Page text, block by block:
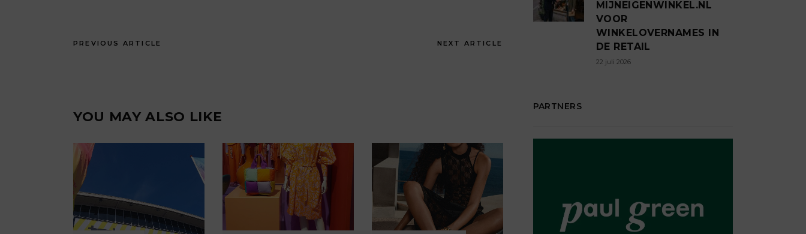
PREVIOUS ARTICLE NEXT ARTICLE
YOU MAY ALSO LIKE
MIJNEIGENWINKEL.NL
VOOR
WINKELOVERNAMES IN
DE RETAIL
22 juli 2026
PARTNERS